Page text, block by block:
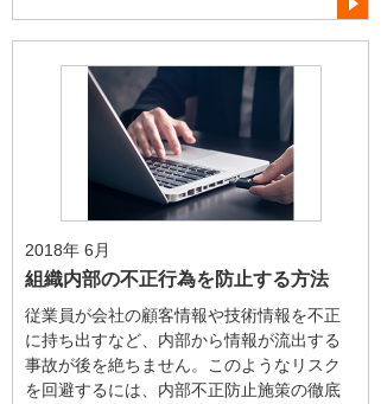
2018年 6月
組織内部の不正行為を防止する方法
従業員が会社の顧客情報や技術情報を不正
に持ち出すなど、内部から情報が流出する
事故が後を絶ちません。このようなリスク
を回避するには、内部不正防止施策の徹底